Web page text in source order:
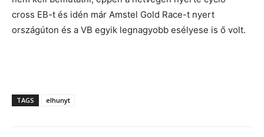
cross EB-t és idén már Amstel Gold Race-t nyert
országúton és a VB egyik legnagyobb esélyese is ő volt.
TAGS elhunyt